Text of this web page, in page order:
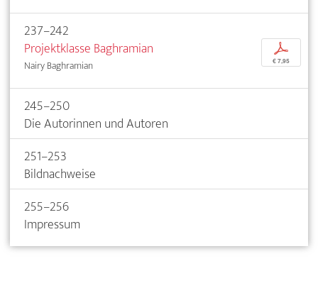
237–242
Projektklasse Baghramian
Nairy Baghramian
p
€ 7,95
245–250
Die Autorinnen und Autoren
251–253
Bildnachweise
255–256
Impressum